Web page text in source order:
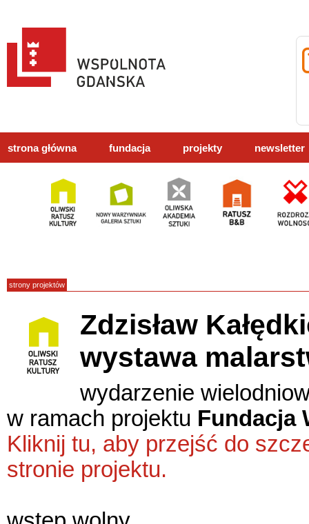
strona główna fundacja projekty newsletter
strony projektów
Zdzisław
wystawa
wydarzenie
w ramach projektu Fundacja
Kliknij tu, aby przejść do
stronie projektu.